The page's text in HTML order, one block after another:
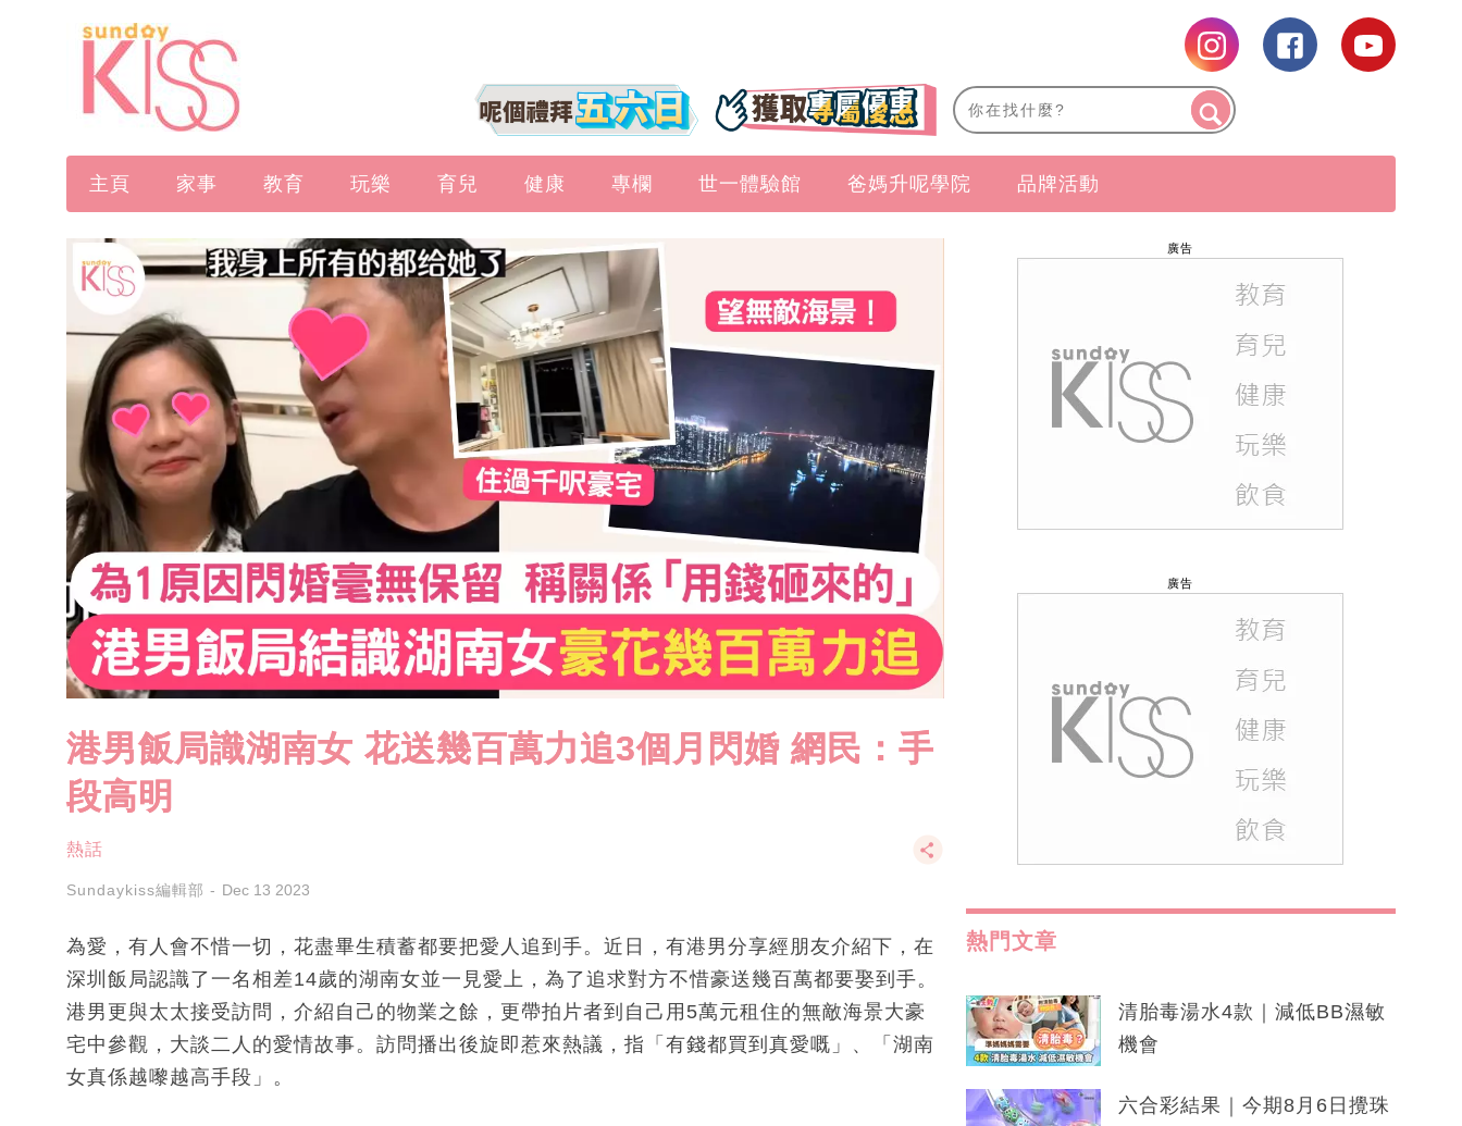
主頁 家事 教育 玩樂 育兒 健康 專欄 世一體驗館 爸媽升呢學院 品牌活動
港男飯局識湖南女 花送幾百萬力追3個月閃婚 網民：手
段高明
熱話
Sundaykiss編輯部 Dec 13 2023
為愛，有人會不惜一切，花盡畢生積蓄都要把愛人追到手。近日，有港男分享經朋友介紹下，在
深圳飯局認識了一名相差14歲的湖南女並一見愛上，為了追求對方不惜豪送幾百萬都要娶到手。
港男更與太太接受訪問，介紹自己的物業之餘，更帶拍片者到自己用5萬元租住的無敵海景大豪
宅中參觀，大談二人的愛情故事。訪問播出後旋即惹來熱議，指「有錢都買到真愛嘅」、「湖南
女真係越嚟越高手段」。
廣告
廣告
熱門文章
清胎毒湯水4款｜減低BB濕敏
機會
六合彩結果｜今期8月6日攪珠